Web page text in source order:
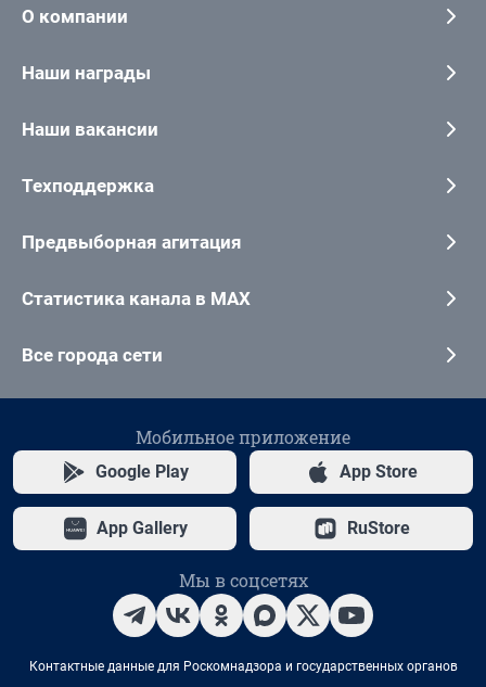
О компании
Наши награды
Наши вакансии
Техподдержка
Предвыборная агитация
Статистика канала в MAX
Все города сети
Мобильное приложение
Google Play App Store
App Gallery RuStore
Мы в соцсетях
Контактные данные для Роскомнадзора и государственных органов